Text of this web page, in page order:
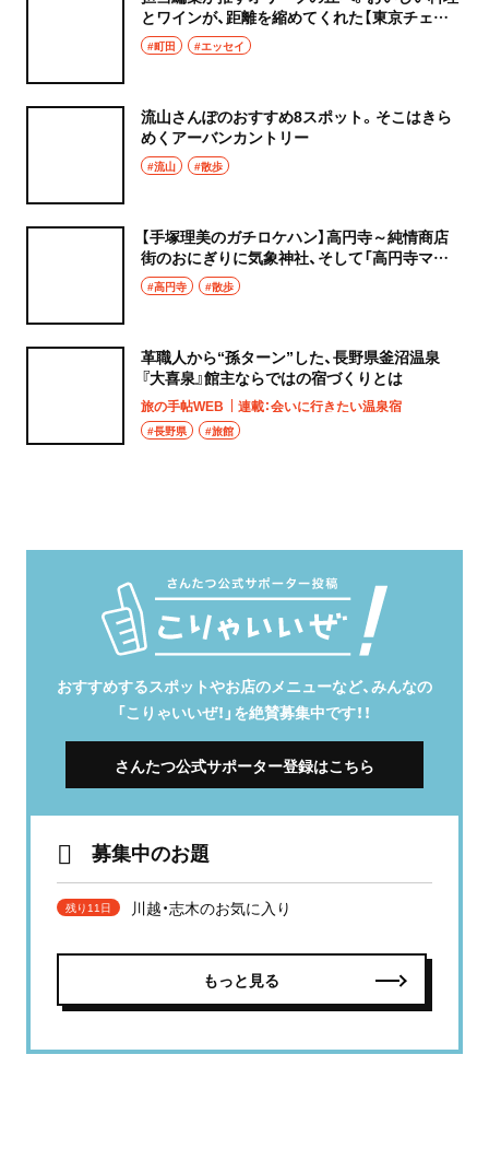
とワインが、距離を縮めてくれた【東京チェン
飯diary】
#町田 #エッセイ
流山さんぽのおすすめ8スポット。そこはきら
めくアーバンカントリー
#流山 #散歩
【手塚理美のガチロケハン】高円寺～純情商店
街のおにぎりに気象神社、そして「高円寺マシ
タ」へ！
#高円寺 #散歩
革職人から“孫ターン”した、長野県釜沼温泉
『大喜泉』館主ならではの宿づくりとは
旅の手帖WEB 連載：会いに行きたい温泉宿
#長野県 #旅館
おすすめするスポットやお店のメニューなど、みんなの
「こりゃいいぜ！」を絶賛募集中です！！
さんたつ公式サポーター登録はこちら
募集中のお題
残り11日 川越・志木のお気に入り
もっと見る